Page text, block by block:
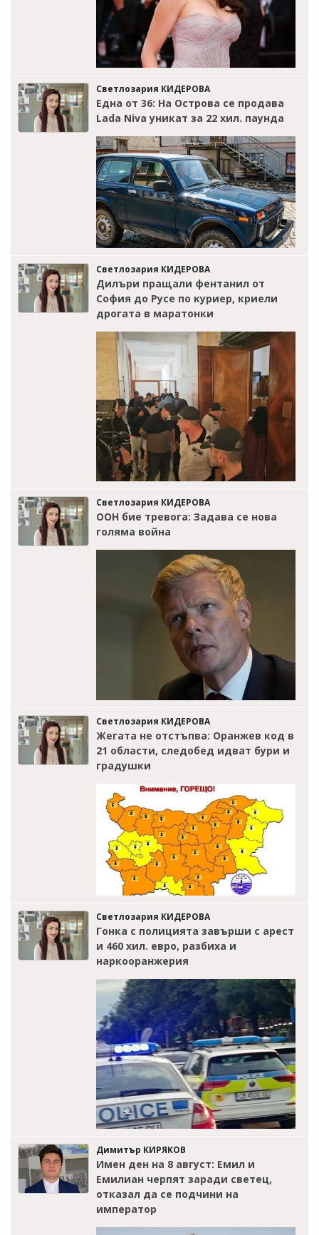
Светлозария КИДЕРОВА
Една от 36: На Острова се продава
Lada Niva уникат за 22 хил. паунда
Светлозария КИДЕРОВА
Дилъри пращали фентанил от
София до Русе по куриер, криели
дрогата в маратонки
Светлозария КИДЕРОВА
ООН бие тревога: Задава се нова
голяма война
Светлозария КИДЕРОВА
Жегата не отстъпва: Оранжев код в
21 области, следобед идват бури и
градушки
Светлозария КИДЕРОВА
Гонка с полицията завърши с арест
и 460 хил. евро, разбиха и
наркооранжерия
Димитър КИРЯКОВ
Имен ден на 8 август: Емил и
Емилиан черпят заради светец,
отказал да се подчини на
император